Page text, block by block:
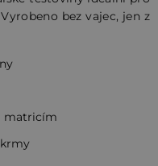
bez vajec, jen z
matricím